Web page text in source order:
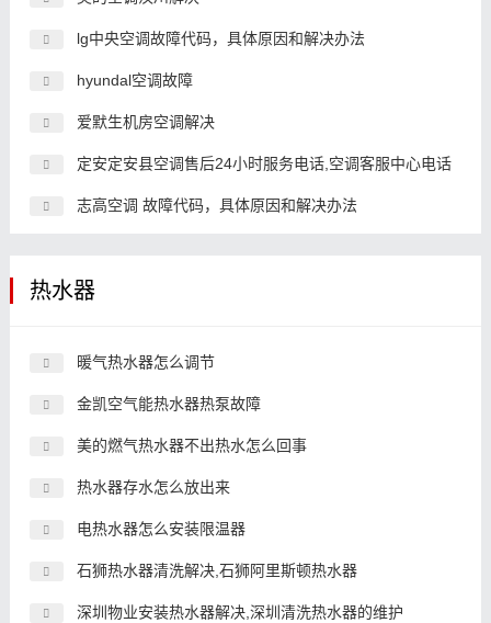
lg中央空调故障代码，具体原因和解决办法
hyundal空调故障
爱默生机房空调解决
定安定安县空调售后24小时服务电话,空调客服中心电话
志高空调 故障代码，具体原因和解决办法
热水器
暖气热水器怎么调节
金凯空气能热水器热泵故障
美的燃气热水器不出热水怎么回事
热水器存水怎么放出来
电热水器怎么安装限温器
石狮热水器清洗解决,石狮阿里斯顿热水器
深圳物业安装热水器解决,深圳清洗热水器的维护